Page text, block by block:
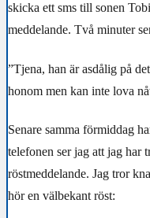
skicka ett sms till sonen
meddelande. Två minuter
”Tjena, han är asdålig på
honom men kan inte lova
Senare samma förmiddag
telefonen ser jag att jag har
röstmeddelande. Jag tror
hör en välbekant röst: